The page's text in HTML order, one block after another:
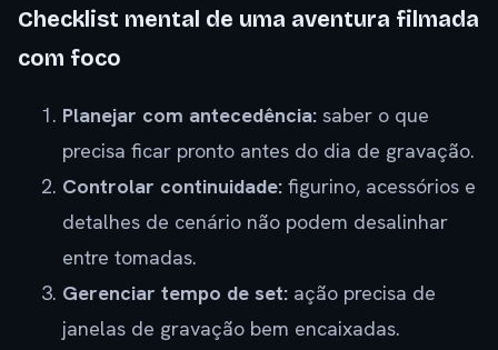
Checklist mental de uma aventura filmada
com foco
Planejar com antecedência: saber o que
precisa ficar pronto antes do dia de gravação.
Controlar continuidade: figurino, acessórios e
detalhes de cenário não podem desalinhar
entre tomadas.
Gerenciar tempo de set: ação precisa de
janelas de gravação bem encaixadas.